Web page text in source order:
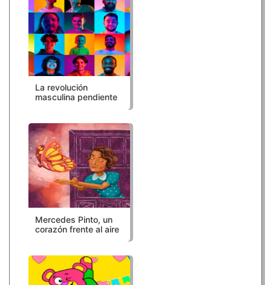
La revolución
masculina pendiente
Mercedes Pinto, un
corazón frente al aire